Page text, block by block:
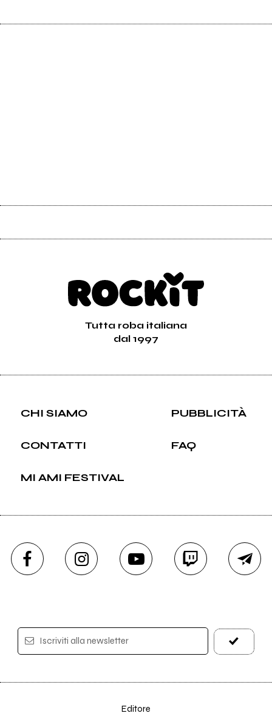
Tutta roba italiana
dal 1997
CHI SIAMO PUBBLICITÀ
CONTATTI FAQ
MI AMI FESTIVAL
Iscriviti alla newsletter
Editore